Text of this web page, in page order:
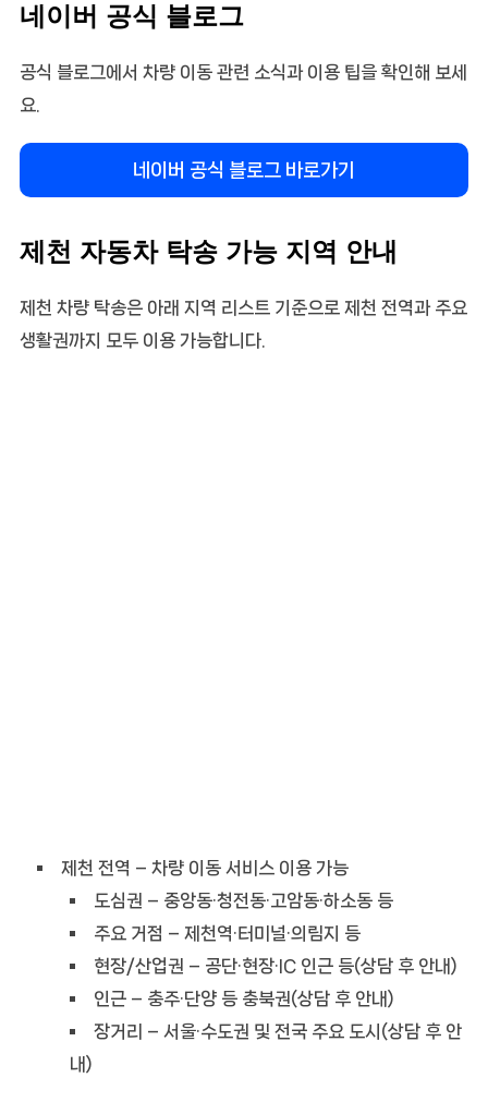
네이버 공식 블로그
공식 블로그에서 차량 이동 관련 소식과 이용 팁을 확인해 보세
요.
네이버 공식 블로그 바로가기
제천 자동차 탁송 가능 지역 안내
제천 차량 탁송은 아래 지역 리스트 기준으로 제천 전역과 주요
생활권까지 모두 이용 가능합니다.
제천 전역 – 차량 이동 서비스 이용 가능
도심권 – 중앙동·청전동·고암동·하소동 등
주요 거점 – 제천역·터미널·의림지 등
현장/산업권 – 공단·현장·IC 인근 등(상담 후 안내)
인근 – 충주·단양 등 충북권(상담 후 안내)
장거리 – 서울·수도권 및 전국 주요 도시(상담 후 안
내)